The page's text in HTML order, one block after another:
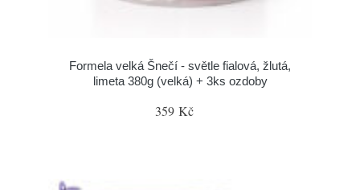
Formela velká Šnečí - světle fialová, žlutá,
limeta 380g (velká) + 3ks ozdoby
359 Kč